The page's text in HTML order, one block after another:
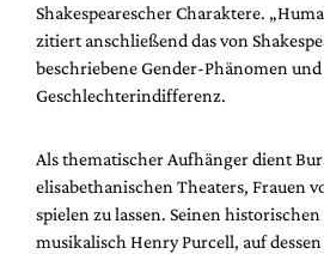
Shakespearescher Charaktere.
zitiert anschließend das von
beschriebene Gender-Phänomen
Geschlechterindifferenz.
Als thematischer Aufhänger dient
elisabethanischen Theaters, Frauen
spielen zu lassen. Seinen
musikalisch Henry Purcell, auf